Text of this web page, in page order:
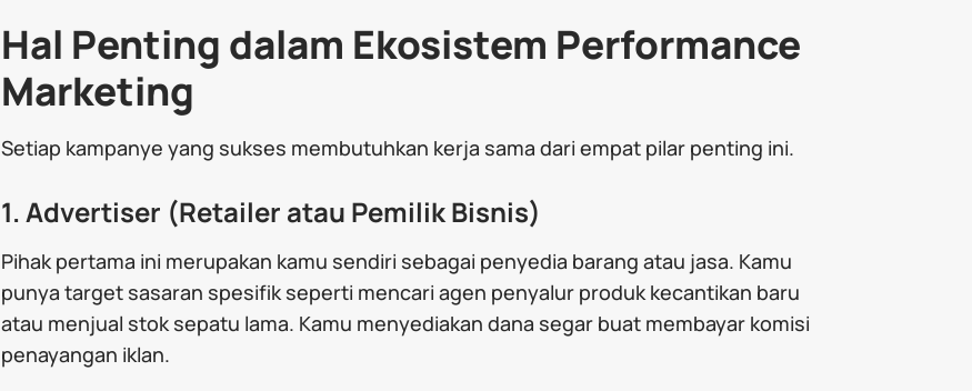
Hal Penting dalam Ekosistem Performance
Marketing
Setiap kampanye yang sukses membutuhkan kerja sama dari empat pilar penting ini.
1. Advertiser (Retailer atau Pemilik Bisnis)
Pihak pertama ini merupakan kamu sendiri sebagai penyedia barang atau jasa. Kamu
punya target sasaran spesifik seperti mencari agen penyalur produk kecantikan baru
atau menjual stok sepatu lama. Kamu menyediakan dana segar buat membayar komisi
penayangan iklan.